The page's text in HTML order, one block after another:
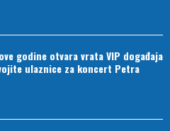
godine otvara vrata VIP događaja
ulaznice za koncert Petra